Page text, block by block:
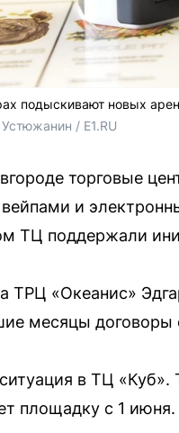
подыскивают новых
/ E1.RU
торговые
и
ТЦ поддержали
ТРЦ «Океанис»
месяцы договоры
в ТЦ
площадку с 1 июня.